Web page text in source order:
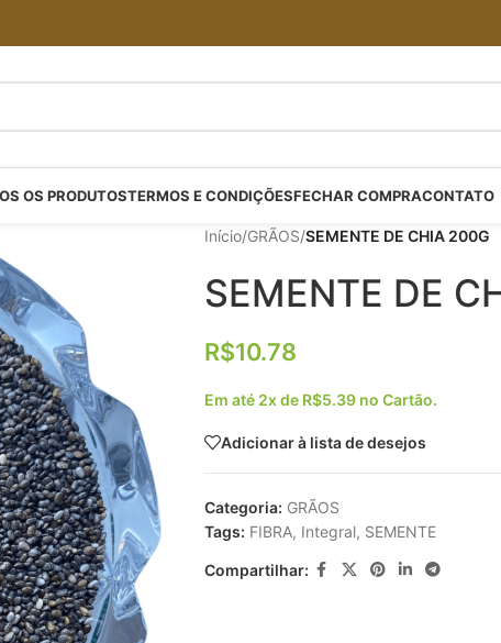
OS PRODUTOSTERMOS E CONDIÇÕESFECHAR COMPRACONTATO
Início/GRÃOS/SEMENTE DE CHIA 200G
SEMENTE DE
R$10.78
Em até 2x de R$5.39 no Cartão.
Adicionar à lista de desejos
Categoria: GRÃOS
Tags: FIBRA, Integral, SEMENTE
Compartilhar: